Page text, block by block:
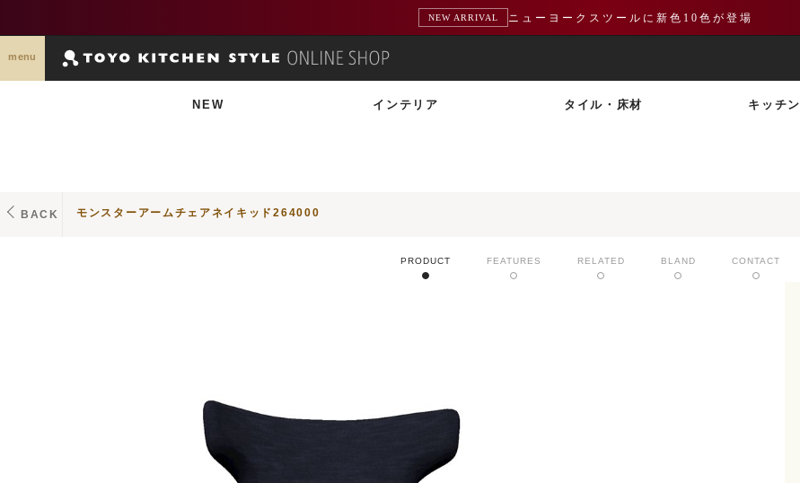
NEW ARRIVAL ニューヨークスツールに新色10色が登場
menu
NEW インテリア タイル・床材 キッチ
BACK モンスターアームチェアネイキッド264000
PRODUCT FEATURES RELATED BLAND CONTACT